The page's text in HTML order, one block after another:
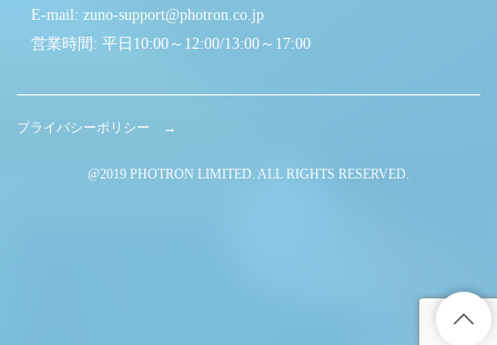
E-mail: zuno-support@photron.co.jp
営業時間: 平日10:00～12:00/13:00～17:00
プライバシーポリシー →
@2019 PHOTRON LIMITED. ALL RIGHTS RESERVED.